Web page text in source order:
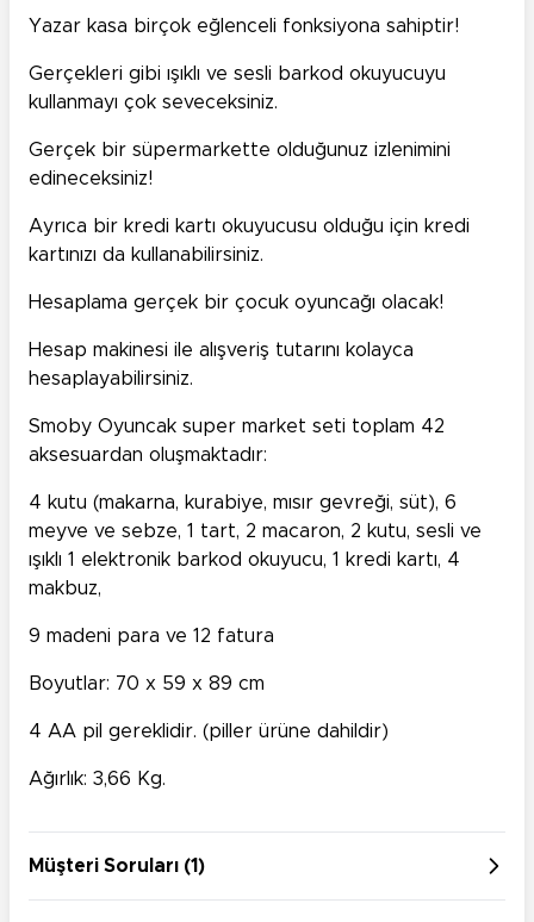
Yazar kasa birçok eğlenceli fonksiyona sahiptir!
Gerçekleri gibi ışıklı ve sesli barkod okuyucuyu
kullanmayı çok seveceksiniz.
Gerçek bir süpermarkette olduğunuz izlenimini
edineceksiniz!
Ayrıca bir kredi kartı okuyucusu olduğu için kredi
kartınızı da kullanabilirsiniz.
Hesaplama gerçek bir çocuk oyuncağı olacak!
Hesap makinesi ile alışveriş tutarını kolayca
hesaplayabilirsiniz.
Smoby Oyuncak super market seti toplam 42
aksesuardan oluşmaktadır:
4 kutu (makarna, kurabiye, mısır gevreği, süt), 6
meyve ve sebze, 1 tart, 2 macaron, 2 kutu, sesli ve
ışıklı 1 elektronik barkod okuyucu, 1 kredi kartı, 4
makbuz,
9 madeni para ve 12 fatura
Boyutlar: 70 x 59 x 89 cm
4 AA pil gereklidir. (piller ürüne dahildir)
Ağırlık: 3,66 Kg.
Müşteri Soruları (1)